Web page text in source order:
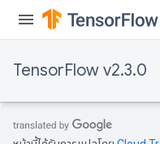
TensorFlow v2.3.0